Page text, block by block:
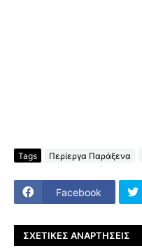
Tags Περίεργα Παράξενα
Facebook
ΣΧΕΤΙΚΈΣ ΑΝΑΡΤΉΣΕΙΣ